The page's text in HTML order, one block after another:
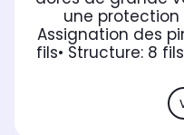
une
Assignation des
fils• Structure: 8